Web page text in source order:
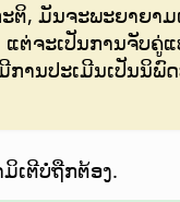
, ມັນຈະພະຍາຍາ
ຕ່ຈະເປັນການຈັບຄູ່
ານປະເມີນເປັນນິ
ເຕີບໍ່ຖືກຕ້ອງ.